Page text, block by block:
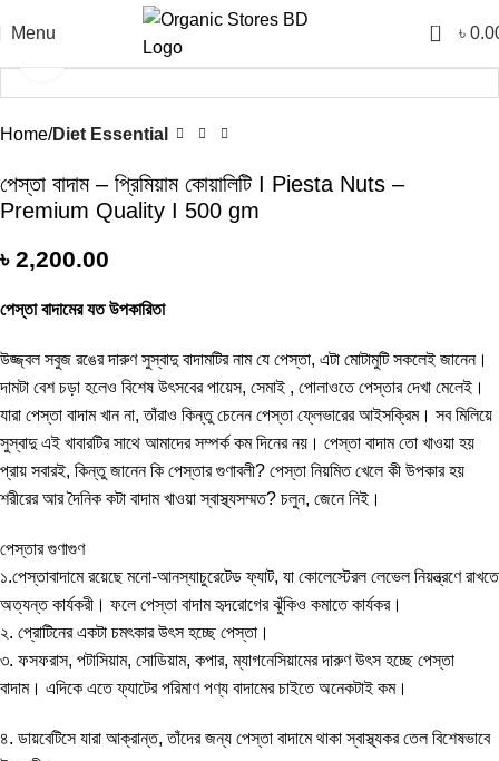
Menu 0 ৳
Click to enlarge
Home Diet Essential
পেস্তা বাদাম – প্রিমিয়াম কোয়ালিটি I Piesta Nuts –
Premium Quality I 500 gm
৳ 2,200.00
পেস্তা বাদামের যত উপকারিতা
উজ্জ্বল সবুজ রঙের দারুণ সুস্বাদু বাদামটির নাম যে পেস্তা, এটা মোটামুটি সকলেই জানেন।
দামটা বেশ চড়া হলেও বিশেষ উৎসবের পায়েস, সেমাই , পোলাওতে পেস্তার দেখা মেলেই।
যারা পেস্তা বাদাম খান না, তাঁরাও কিন্তু চেনেন পেস্তা ফ্লেভারের আইসক্রিম। সব মিলিয়ে
সুস্বাদু এই খাবারটির সাথে আমাদের সম্পর্ক কম দিনের নয়। পেস্তা বাদাম তো খাওয়া হয়
প্রায় সবারই, কিন্তু জানেন কি পেস্তার গুণাবলী? পেস্তা নিয়মিত খেলে কী উপকার হয়
শরীরের আর দৈনিক কটা বাদাম খাওয়া স্বাস্থ্যসম্মত? চলুন, জেনে নিই।
পেস্তার গুণাগুণ
১.পেস্তাবাদামে রয়েছে মনো-আনস্যাচুরেটেড ফ্যাট, যা কোলেস্টেরল লেভেল নিয়ন্ত্রণে রাখতে
অত্যন্ত কার্যকরী। ফলে পেস্তা বাদাম হৃদরোগের ঝুঁকিও কমাতে কার্যকর।
২. প্রোটিনের একটা চমৎকার উৎস হচ্ছে পেস্তা।
৩. ফসফরাস, পটাসিয়াম, সোডিয়াম, কপার, ম্যাগনেসিয়ামের দারুণ উৎস হচ্ছে পেস্তা
বাদাম। এদিকে এতে ফ্যাটের পরিমাণ পণ্য বাদামের চাইতে অনেকটাই কম।
৪. ডায়বেটিসে যারা আক্রান্ত, তাঁদের জন্য পেস্তা বাদামে থাকা স্বাস্থ্যকর তেল বিশেষভাবে